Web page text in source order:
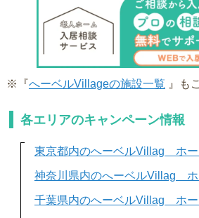
※『へーベルVillageの施設一覧 』も
各エリアのキャンペーン情報
東京都内のへーベルVillag ホー
神奈川県内のへーベルVillag ホ
千葉県内のへーベルVillag ホー